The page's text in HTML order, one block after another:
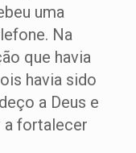
uma
Na
que havia
havia sido
a Deus e
a fortalecer